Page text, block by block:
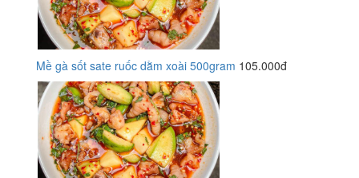
Mề gà sốt sate ruốc dằm xoài 500gram 105.000đ